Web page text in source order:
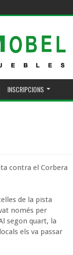
INSCRIPCIONS
contra el Corbera
de la pista
només per
segon quart, la
els va passar